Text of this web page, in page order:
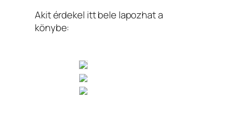
Akit érdekel itt bele lapozhat a
könybe: